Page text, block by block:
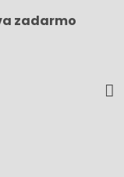
zadarmo